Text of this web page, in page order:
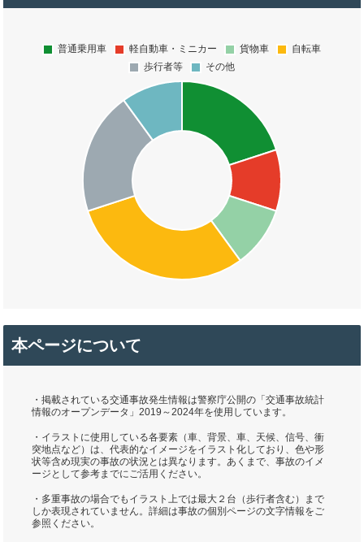
本ページについて
・掲載されている交通事故発生情報は警察庁公開の「交通事故統計
情報のオープンデータ」2019～2024年を使用しています。
・イラストに使用している各要素（車、背景、車、天候、信号、衝
突地点など）は、代表的なイメージをイラスト化しており、色や形
状等含め現実の事故の状況とは異なります。あくまで、事故のイメ
ージとして参考までにご活用ください。
・多重事故の場合でもイラスト上では最大２台（歩行者含む）まで
しか表現されていません。詳細は事故の個別ページの文字情報をご
参照ください。